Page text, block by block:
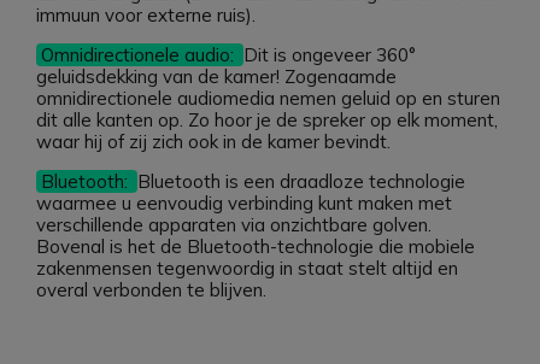
immuun voor externe ruis).
Omnidirectionele audio: Dit is ongeveer 360°
geluidsdekking van de kamer! Zogenaamde
omnidirectionele audiomedia nemen geluid op en sturen
dit alle kanten op. Zo hoor je de spreker op elk moment,
waar hij of zij zich ook in de kamer bevindt.
Bluetooth: Bluetooth is een draadloze technologie
waarmee u eenvoudig verbinding kunt maken met
verschillende apparaten via onzichtbare golven.
Bovenal is het de Bluetooth-technologie die mobiele
zakenmensen tegenwoordig in staat stelt altijd en
overal verbonden te blijven.